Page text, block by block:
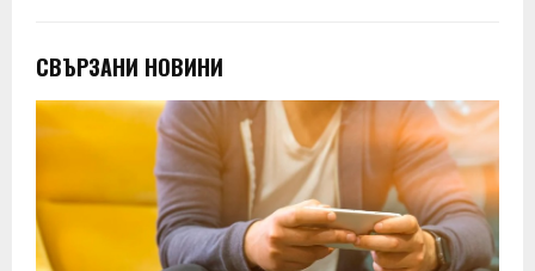
СВЪРЗАНИ НОВИНИ